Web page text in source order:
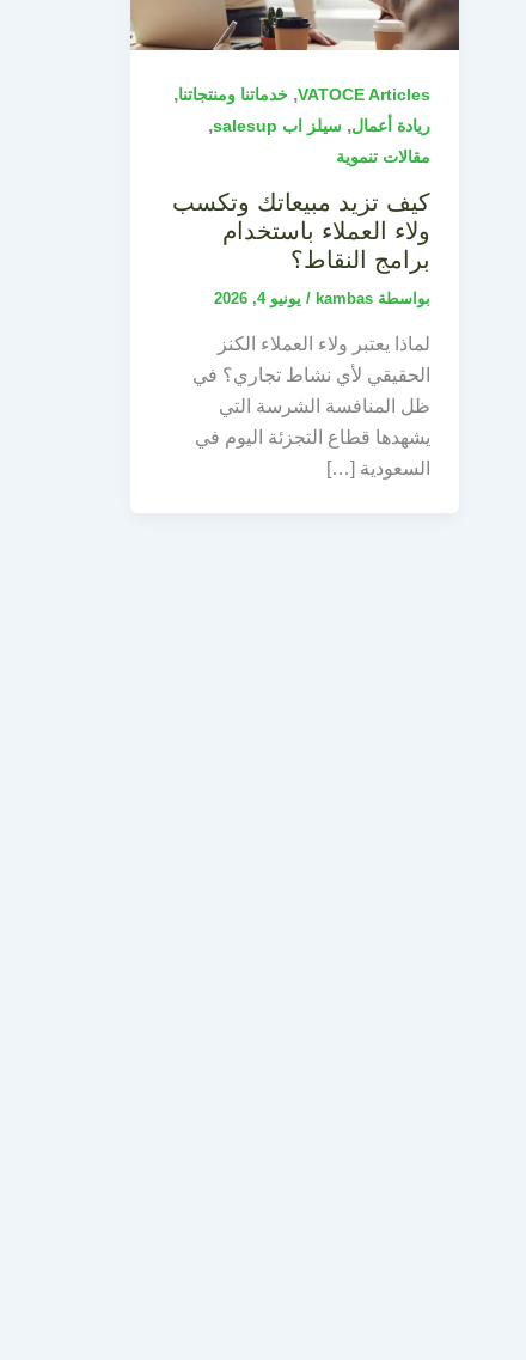
VATOCE Articles
, خدماتنا ومنتجاتنا,
ريادة أعمال, سيلز اب salesup ,
مقالات تنموية
كيف تزيد مبيعاتك وتكسب
ولاء العملاء باستخدام
برامج النقاط؟
بواسطة kambas
/ يونيو 4, 2026
لماذا يعتبر ولاء العملاء الكنز
الحقيقي لأي نشاط تجاري؟ في
ظل المنافسة الشرسة التي
يشهدها قطاع التجزئة اليوم في
السعودية […]